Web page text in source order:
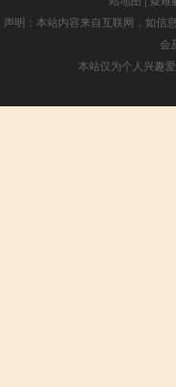
声明：本站内容来自互联网，如信
会
本站仅为个人兴趣